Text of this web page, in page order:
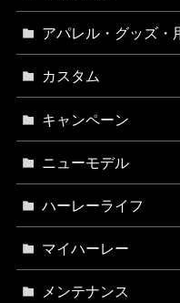
アパレル・グッズ・
カスタム
キャンペーン
ニューモデル
ハーレーライフ
マイハーレー
メンテナンス